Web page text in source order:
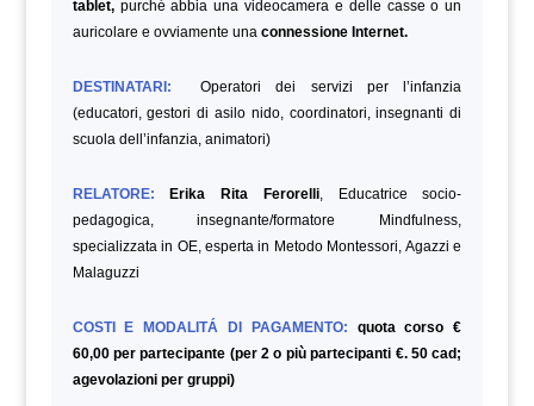
tablet,purché abbia una videocamera e delle casse o un
auricolare e ovviamente una connessione Internet.
DESTINATARI:
Operatori dei servizi per l’infanzia
(educatori, gestori di asilo nido, coordinatori, insegnanti di
scuola dell’infanzia, animatori)
RELATORE: Erika Rita Ferorelli, Educatrice socio-
pedagogica, insegnante/formatore Mindfulness,
specializzata in OE, esperta in Metodo Montessori, Agazzi e
Malaguzzi
COSTI E MODALITÁ DI PAGAMENTO:
quota corso €
60,00 per partecipante (per 2 o più partecipanti €. 50 cad;
agevolazioni per gruppi)